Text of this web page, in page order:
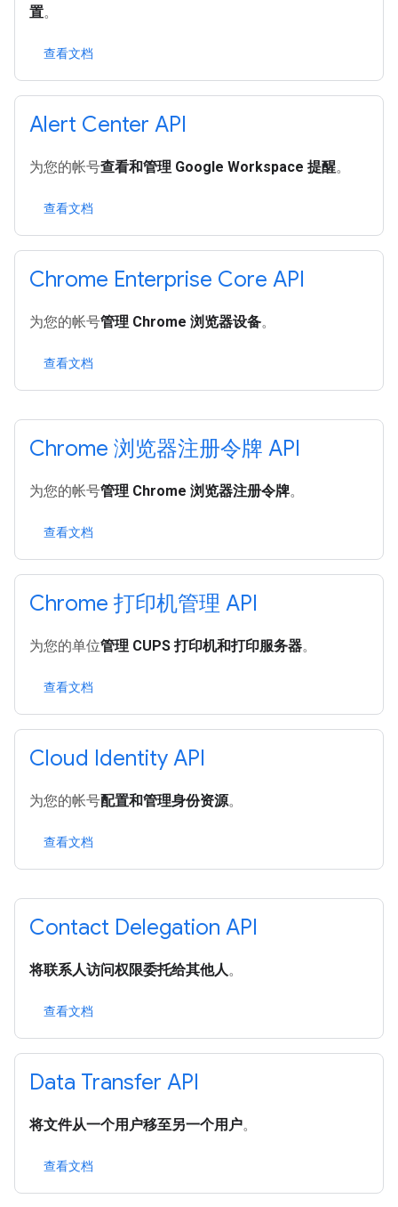
置。
查看文档
Alert Center API
为您的帐号查看和管理 Google Workspace 提醒。
查看文档
Chrome Enterprise Core API
为您的帐号管理 Chrome 浏览器设备。
查看文档
Chrome 浏览器注册令牌 API
为您的帐号管理 Chrome 浏览器注册令牌。
查看文档
Chrome 打印机管理 API
为您的单位管理 CUPS 打印机和打印服务器。
查看文档
Cloud Identity API
为您的帐号配置和管理身份资源。
查看文档
Contact Delegation API
将联系人访问权限委托给其他人。
查看文档
Data Transfer API
将文件从一个用户移至另一个用户。
查看文档